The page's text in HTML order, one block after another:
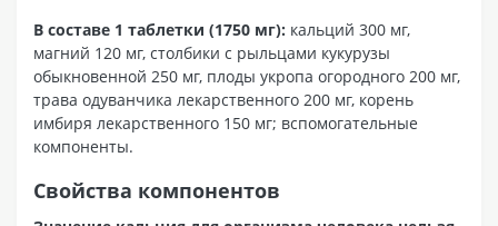
В составе 1 таблетки (1750 мг): кальций 300 мг,
магний 120 мг, столбики с рыльцами кукурузы
обыкновенной 250 мг, плоды укропа огородного 200 мг,
трава одуванчика лекарственного 200 мг, корень
имбиря лекарственного 150 мг; вспомогательные
компоненты.
Свойства компонентов